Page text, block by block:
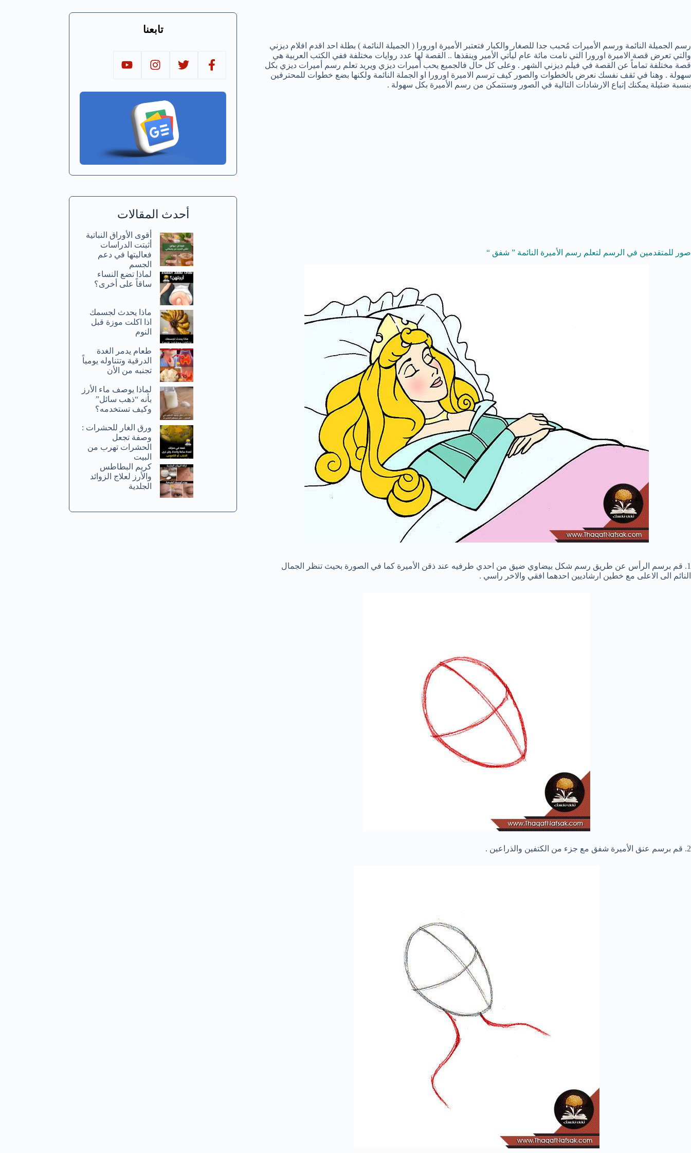
رسم الجميلة النائمة ورسم الأميرات مُحبب جدا للصغار والكبار فتعتبر الأميرة اورورا ( الجميلة النائمة ) بطلة احد اقدم افلام ديزني
والتي تعرض قصة الاميرة اورورا التي نامت مائة عام ليأتي الأمير وينقذها .. القصة لها عدد روايات مختلفة ففي الكتب العربية هي
قصة مختلفة تماماً عن القصة في فيلم ديزني الشهر . وعلى كل حال فالجميع يحب أميرات ديزي ويريد تعلم رسم أميرات ديزي بكل
سهولة . وهنا في ثقف نفسك نعرض بالخطوات والصور كيف ترسم الاميرة اورورا او الجملة النائمة ولكنها بضع خطوات للمحترفين
بنسبة ضئيلة يمكنك إتباع الارشادات التالية في الصور وستتمكن من رسم الأميرة بكل سهولة .
صور للمتقدمين في الرسم لتعلم رسم الأميرة النائمة ” شفق “
1. قم برسم الرأس عن طريق رسم شكل بيضاوي ضيق من احدي طرفيه عند ذقن الأميرة كما في الصورة بحيث تنظر الجمال
النائم الى الاعلى مع خطين ارشاديين احدهما افقي والاخر راسي .
2. قم برسم عنق الأميرة شفق مع جزء من الكتفين والذراعين .
تابعنا
أحدث المقالات
أقوى الأوراق النباتية
أثبتت الدراسات
فعاليتها في دعم
الجسم
لماذا تضع النساء
ساقاً على أخرى؟
ماذا يحدث لجسمك
اذا اكلت موزة قبل
النوم
طعام يدمر الغدة
الدرقية وتتناوله يومياً
تجنبه من الأن
لماذا يوصف ماء الأرز
بأنه “ذهب سائل”
وكيف تستخدمه؟
ورق الغار للحشرات :
وصفة تجعل
الحشرات تهرب من
البيت
كريم البطاطس
والأرز لعلاج الزوائد
الجلدية